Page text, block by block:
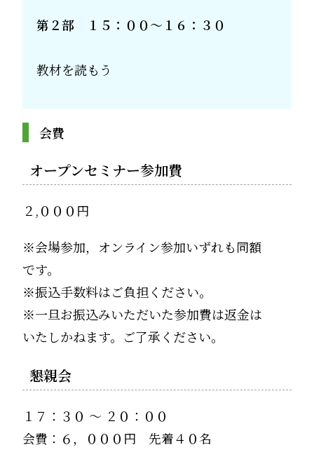
第２部 １５：００～１６：３０
教材を読もう
会費
オープンセミナー参加費
２,０００円
※会場参加，オンライン参加いずれも同額
です。
※振込手数料はご負担ください。
※一旦お振込みいただいた参加費は返金は
いたしかねます。ご了承ください。
懇親会
１７：３０ ～ ２０：００
会費：６，０００円 先着４０名